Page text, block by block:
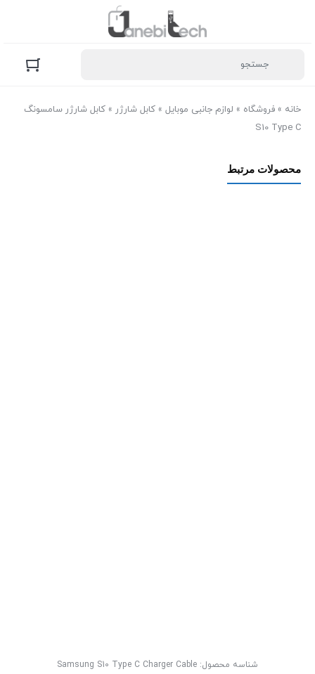
خانه » فروشگاه » لوازم جانبی موبایل » کابل شارژر » کابل شارژر سامسونگ
S10 Type C
محصولات مرتبط
شناسه محصول: Samsung S10 Type C Charger Cable